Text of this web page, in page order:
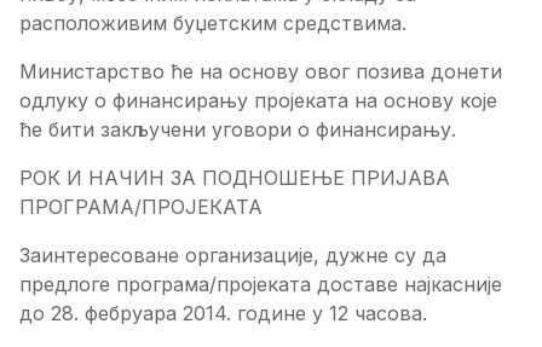
расположивим буџетским средствима.
Министарство ће на основу овог позива донети
одлуку о финансирању пројеката на основу које
ће бити закључени уговори о финансирању.
РОК И НАЧИН ЗА ПОДНОШЕЊЕ ПРИЈАВА
ПРОГРАМА/ПРОЈЕКАТА
Заинтересоване организације, дужне су да
предлоге програма/пројеката доставе најкасније
до 28. фебруара 2014. године у 12 часова.